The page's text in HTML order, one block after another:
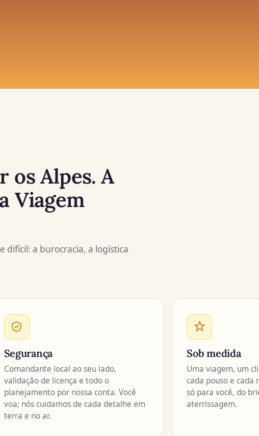
os Alpes. A
Viagem
difícil: a burocracia, a logística
Segurança
Comandante local ao seu lado,
validação de licença e todo o
planejamento por nossa conta. Você
voa; nós cuidamos de cada detalhe em
terra e no ar.
Sob medida
Uma viagem, um
cada pouso e cada
só para você, do
aterrissagem.